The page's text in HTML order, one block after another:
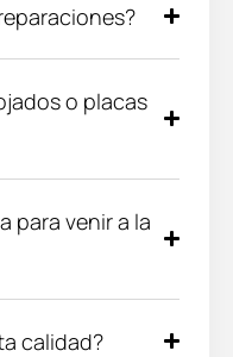
o placas
para venir a la
calidad?